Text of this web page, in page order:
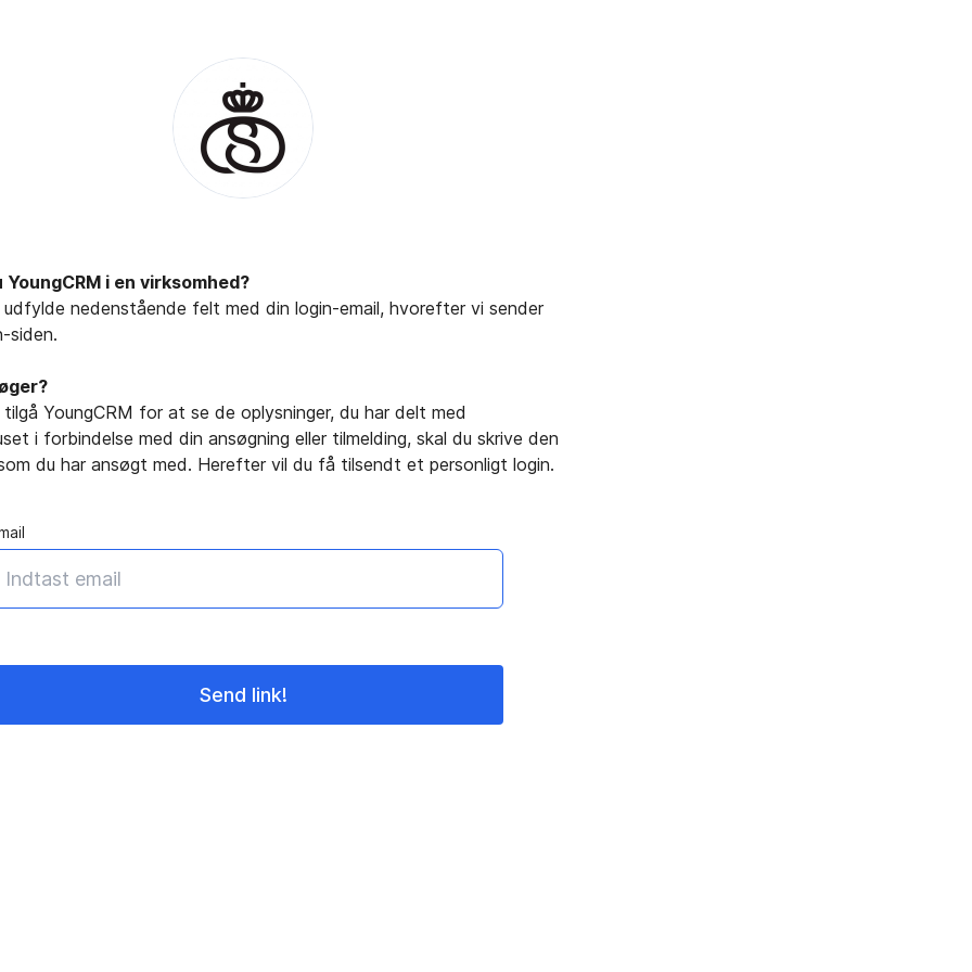
i en virksomhed?
udfylde nedenstående felt med din login-email, hvorefter vi sender
siden.
YoungCRM for at se de oplysninger, du har delt med
i forbindelse med din ansøgning eller tilmelding, skal du skrive den
du har ansøgt med. Herefter vil du få tilsendt et personligt login.
Send link!